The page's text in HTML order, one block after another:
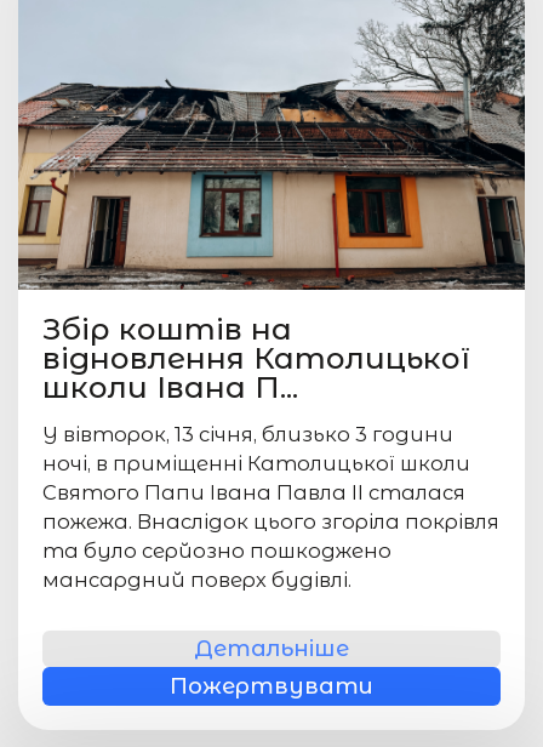
Збір коштів на
відновлення Католицької
школи Івана П...
У вівторок, 13 січня, близько 3 години
ночі, в приміщенні Католицької школи
Святого Папи Івана Павла ІІ сталася
пожежа. Внаслідок цього згоріла покрівля
та було серйозно пошкоджено
мансардний поверх будівлі.
Детальніше
Пожертвувати